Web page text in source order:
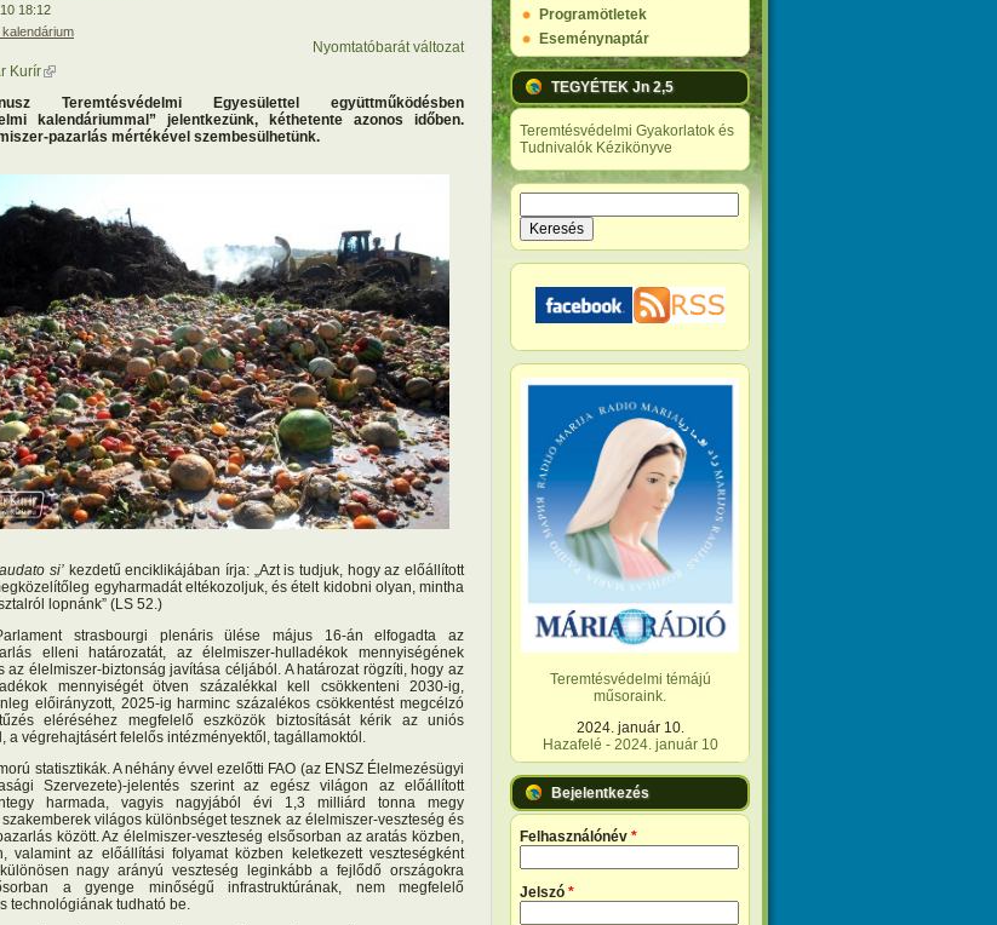
18:12
Nyomtatóbarát változat
Kurír(külső hivatkozás)
Teremtésvédelmi Egyesülettel együttműködésben
kalendáriummal” jelentkezünk, kéthetente azonos időben.
pazarlás mértékével szembesülhetünk.
si’ kezdetű enciklikájában írja: „Azt is tudjuk, hogy az előállított
egyharmadát eltékozoljuk, és ételt kidobni olyan, mintha
lopnánk” (LS 52.)
strasbourgi plenáris ülése május 16-án elfogadta az
elleni határozatát, az élelmiszer-hulladékok mennyiségének
az élelmiszer-biztonság javítása céljából. A határozat rögzíti, hogy az
mennyiségét ötven százalékkal kell csökkenteni 2030-ig,
előirányzott, 2025-ig harminc százalékos csökkentést megcélzó
eléréséhez megfelelő eszközök biztosítását kérik az uniós
a végrehajtásért felelős intézményektől, tagállamoktól.
statisztikák. A néhány évvel ezelőtti FAO (az ENSZ Élelmezésügyi
Szervezete)-jelentés szerint az egész világon az előállított
harmada, vagyis nagyjából évi 1,3 milliárd tonna megy
világos különbséget tesznek az élelmiszer-veszteség és
között. Az élelmiszer-veszteség elsősorban az aratás közben,
valamint az előállítási folyamat közben keletkezett veszteségként
nagy arányú veszteség leginkább a fejlődő országokra
a gyenge minőségű infrastruktúrának, nem megfelelő
technológiának tudható be.
Programötletek
Eseménynaptár
TEGYÉTEK Jn 2,5
Teremtésvédelmi Gyakorlatok és
Tudnivalók Kézikönyve
Keresés űrlap
Teremtésvédelmi témájú
műsoraink.
2024. január 10.
Hazafelé - 2024. január 10
Bejelentkezés
Felhasználónév *
Jelszó *